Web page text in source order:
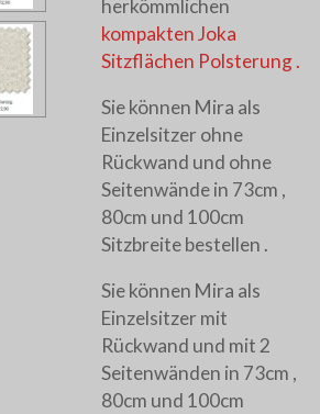
herkömmlichen
kompakten Joka
Sitzflächen Polsterung .
Sie können Mira als
Einzelsitzer ohne
Rückwand und ohne
Seitenwände in 73cm ,
80cm und 100cm
Sitzbreite bestellen .
Sie können Mira als
Einzelsitzer mit
Rückwand und mit 2
Seitenwänden in 73cm ,
80cm und 100cm